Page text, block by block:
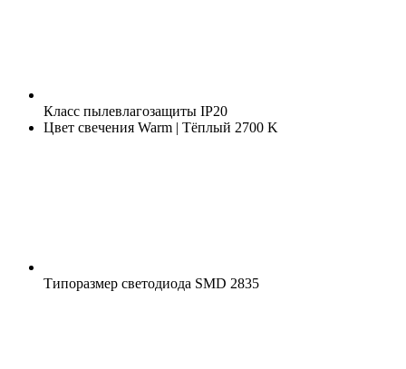
Класс пылевлагозащиты IP20
Цвет свечения Warm | Тёплый 2700 K
Типоразмер светодиода SMD 2835